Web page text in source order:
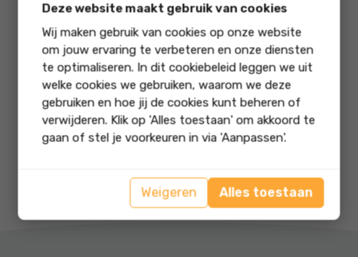
Heldere stappenplannen voor elke situatie
Concrete adviezen voor tijdens een
noodsituatie
Speciaal geschreven voor gezinnen en
huishoudens
Rustige, duidelijke uitleg zonder paniek of
Deze website maakt gebruik van cookies
Wij maken gebruik van cookies op onze website
om jouw ervaring te verbeteren en onze diensten
te optimaliseren. In dit cookiebeleid leggen we uit
welke cookies we gebruiken, waarom we deze
gebruiken en hoe jij de cookies kunt beheren of
verwijderen. Klik op 'Alles toestaan' om akkoord te
gaan of stel je voorkeuren in via 'Aanpassen'.
Weigeren Alles toestaan